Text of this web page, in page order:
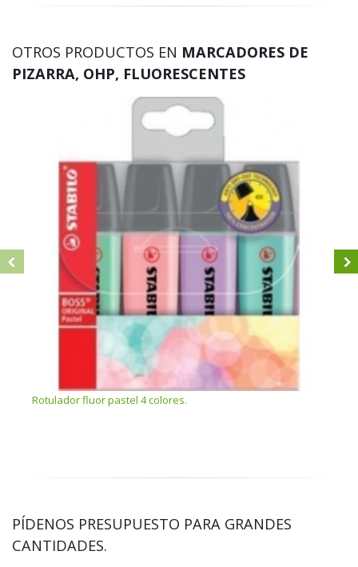
OTROS PRODUCTOS EN MARCADORES DE
PIZARRA, OHP, FLUORESCENTES
Rotulador fluor pastel 4 colores.
PÍDENOS PRESUPUESTO PARA GRANDES
CANTIDADES.